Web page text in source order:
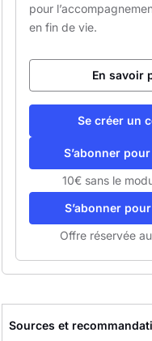
pour
en fin de vie.
En savoir
Se créer un
S’abonner
10€ sans le
S’abonner
Offre réservée
Sources et